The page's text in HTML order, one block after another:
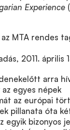
Experience
az MTA rendes
2011. április
arra
egyes népek
az európai
pillanata óta
egyik bizonyos